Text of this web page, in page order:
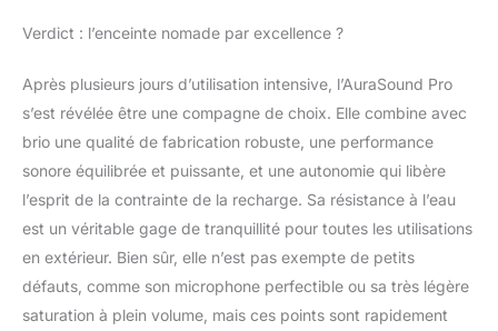
Verdict : l’enceinte nomade par excellence ?
Après plusieurs jours d’utilisation intensive, l’AuraSound Pro
s’est révélée être une compagne de choix. Elle combine avec
brio une qualité de fabrication robuste, une performance
sonore équilibrée et puissante, et une autonomie qui libère
l’esprit de la contrainte de la recharge. Sa résistance à l’eau
est un véritable gage de tranquillité pour toutes les utilisations
en extérieur. Bien sûr, elle n’est pas exempte de petits
défauts, comme son microphone perfectible ou sa très légère
saturation à plein volume, mais ces points sont rapidement